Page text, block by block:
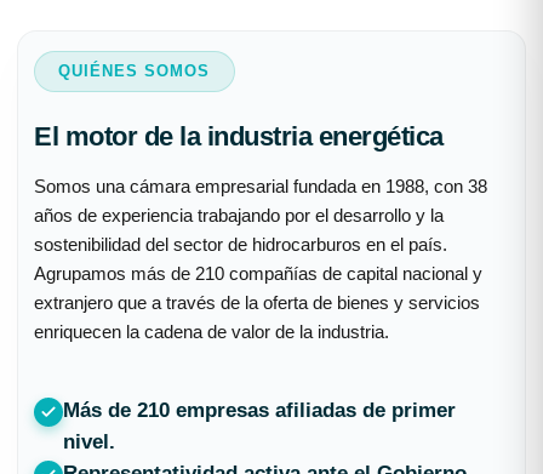
QUIÉNES SOMOS
El motor de la industria energética
Somos una cámara empresarial fundada en 1988, con 38
años de experiencia trabajando por el desarrollo y la
sostenibilidad del sector de hidrocarburos en el país.
Agrupamos más de 210 compañías de capital nacional y
extranjero que a través de la oferta de bienes y servicios
enriquecen la cadena de valor de la industria.
Más de 210 empresas afiliadas de primer
nivel.